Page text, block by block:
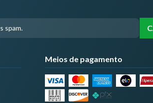
Meios de pagamento